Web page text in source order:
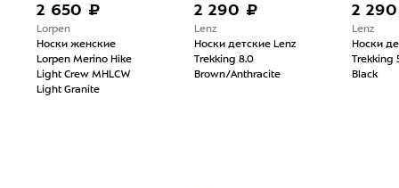
2 650 ₽
Lorpen
Носки женские
Lorpen Merino Hike
Light Crew MHLCW
Light Granite
2 290 ₽
Lenz
Носки детские Lenz
Trekking 8.0
Brown/Anthracite
2
Lenz
Носки
Trekking
Black